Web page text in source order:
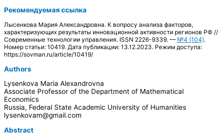
Рекомендуемая ссылка
Лысенкова Мария Александровна. К вопросу анализа факторов,
характеризующих результаты инновационной активности регионов РФ //
Современные технологии управления. ISSN 2226-9339. — №4 (104).
Номер статьи: 10419. Дата публикации: 13.12.2023. Режим доступа:
https://sovman.ru/article/10419/
Authors
Lysenkova Maria Alexandrovna
Associate Professor of the Department of Mathematical
Economics
Russia, Federal State Academic University of Humanities
lysenkovam@gmail.com
Abstract